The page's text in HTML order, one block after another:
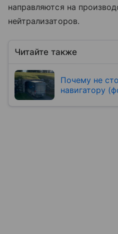
направляются на
нейтрализаторов.
Читайте также
Почему не
навигатору